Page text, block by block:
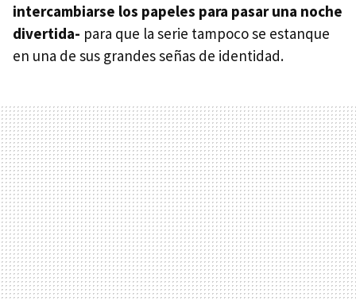
intercambiarse los papeles para pasar una noche
divertida- para que la serie tampoco se estanque
en una de sus grandes señas de identidad.